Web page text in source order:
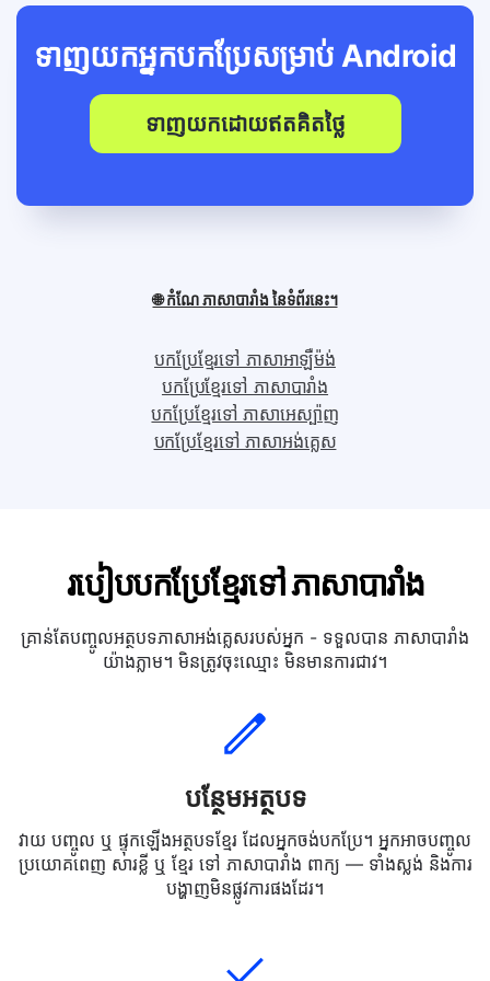
ទាញយកអ្នកបកប្រែសម្រាប់Android
ទាញយកដោយឥតគិតថ្លៃ
🌐 កំណែ ភាសា​បារាំង នៃទំព័រនេះ។
បកប្រែខ្មែរទៅ ភាសាអាឡឺម៉ង់
បកប្រែខ្មែរទៅ ភាសា​បារាំង
បកប្រែខ្មែរទៅ ភាសា​អេស្ប៉ាញ
បកប្រែខ្មែរទៅ ភាសាអង់គ្លេស
របៀបបកប្រែខ្មែរទៅ ភាសា​បារាំង
គ្រាន់តែបញ្ចូលអត្ថបទភាសាអង់គ្លេសរបស់អ្នក - ទទួលបាន ភាសា​បារាំង
យ៉ាងភ្លាម។ មិនត្រូវចុះឈ្មោះ មិនមានការជាវ។
បន្ថែមអត្ថបទ
វាយ បញ្ចូល ឬ ផ្ទុកឡើងអត្ថបទខ្មែរ ដែលអ្នកចង់បកប្រែ។ អ្នកអាចបញ្ចូល
ប្រយោគពេញ សារខ្លី ឬ ខ្មែរ ទៅ ភាសា​បារាំង ពាក្យ — ទាំងស្លង់ និងការ
បង្ហាញមិនផ្លូវការផងដែរ។